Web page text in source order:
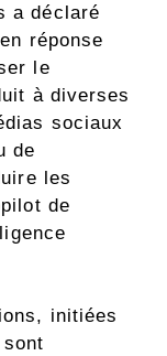
a déclaré
réponse
le
à diverses
sociaux
de
les
de
initiées